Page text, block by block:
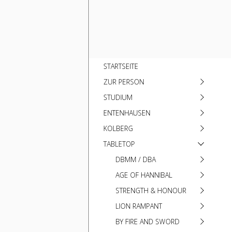
STARTSEITE
ZUR PERSON
STUDIUM
ENTENHAUSEN
KOLBERG
TABLETOP
DBMM / DBA
AGE OF HANNIBAL
STRENGTH & HONOUR
LION RAMPANT
BY FIRE AND SWORD